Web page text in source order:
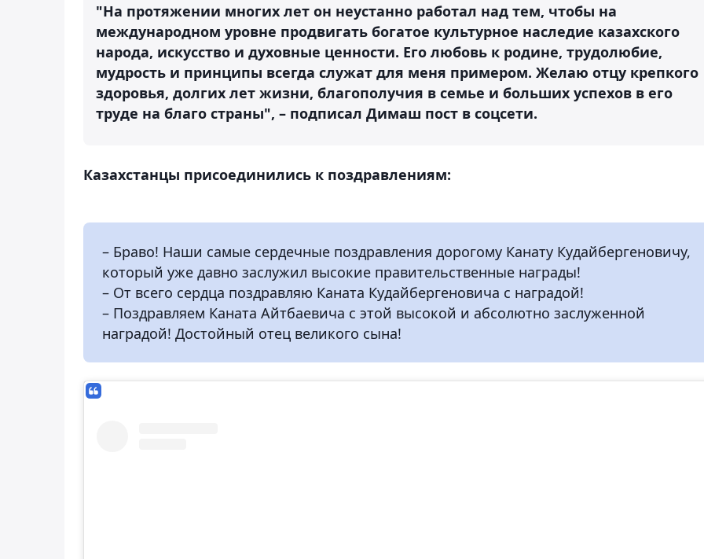
"На протяжении многих лет он неустанно работал над тем, чтобы на
международном уровне продвигать богатое культурное наследие казахского
народа, искусство и духовные ценности. Его любовь к родине, трудолюбие,
мудрость и принципы всегда служат для меня примером. Желаю отцу крепкого
здоровья, долгих лет жизни, благополучия в семье и больших успехов в его
труде на благо страны", – подписал Димаш пост в соцсети.
Казахстанцы присоединились к поздравлениям:
– Браво! Наши самые сердечные поздравления дорогому Канату Кудайбергеновичу,
который уже давно заслужил высокие правительственные награды!
– От всего сердца поздравляю Каната Кудайбергеновича с наградой!
– Поздравляем Каната Айтбаевича с этой высокой и абсолютно заслуженной
наградой! Достойный отец великого сына!